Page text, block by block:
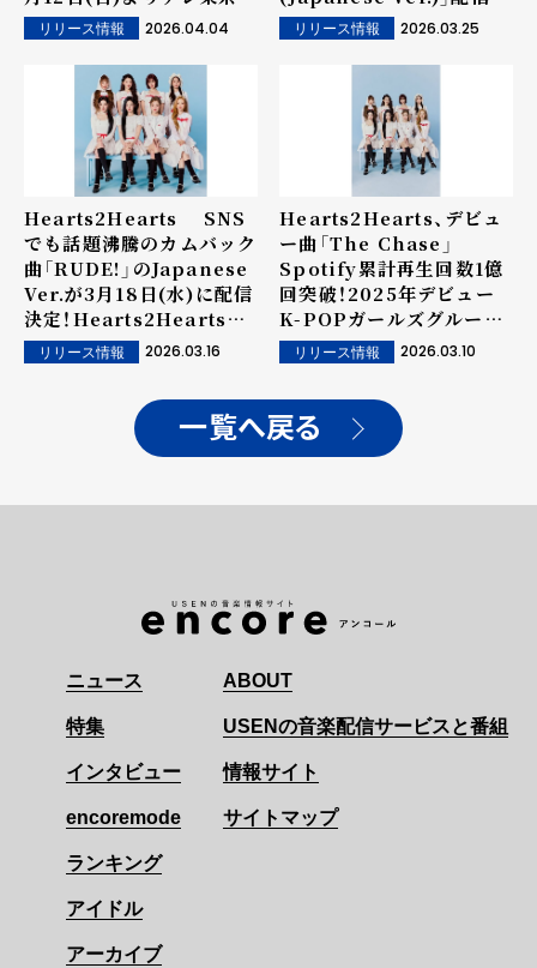
番組『アニもり！』にて放送
スタート！
リリース情報 2026.04.04
勢い加速！
リリース情報 2026.03.25
Hearts2Hearts SNS
でも話題沸騰のカムバック
曲「RUDE!」のJapanese
Ver.が3月18日(水)に配信
決定！Hearts2Hearts初
の日本語歌唱曲にも注目
リリース情報 2026.03.16
Hearts2Hearts、デビュ
ー曲「The Chase」
Spotify累計再生回数1億
回突破！2025年デビュー
K-POPガールズグループ
初の記録！
リリース情報 2026.03.10
一覧へ戻る
ニュース
特集
インタビュー
encoremode
ランキング
アイドル
アーカイブ
ABOUT
USENの音楽配信サービスと番組
情報サイト
サイトマップ